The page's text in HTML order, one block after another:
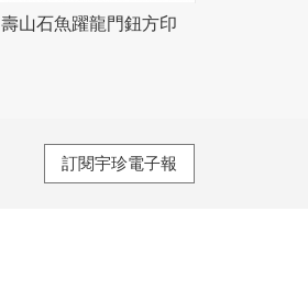
壽山石魚躍龍門鈕方印
訂閱宇珍電子報